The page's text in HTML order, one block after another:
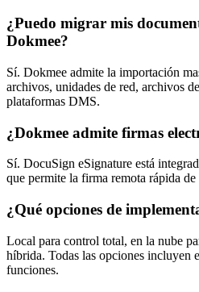
¿Puedo migrar mis
Dokmee?
Sí. Dokmee admite la importación
archivos, unidades de red, archivos
plataformas DMS.
¿Dokmee admite firmas
Sí. DocuSign eSignature está
que permite la firma remota rápida
¿Qué opciones de
Local para control total, en la nube
híbrida. Todas las opciones incluyen
funciones.